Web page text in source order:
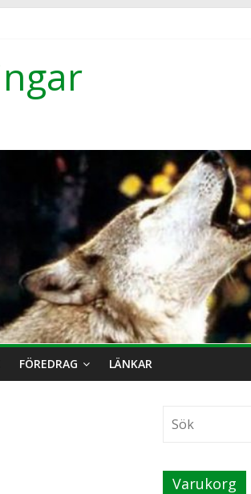
FÖREDRAG LÄNKAR
Varukorg